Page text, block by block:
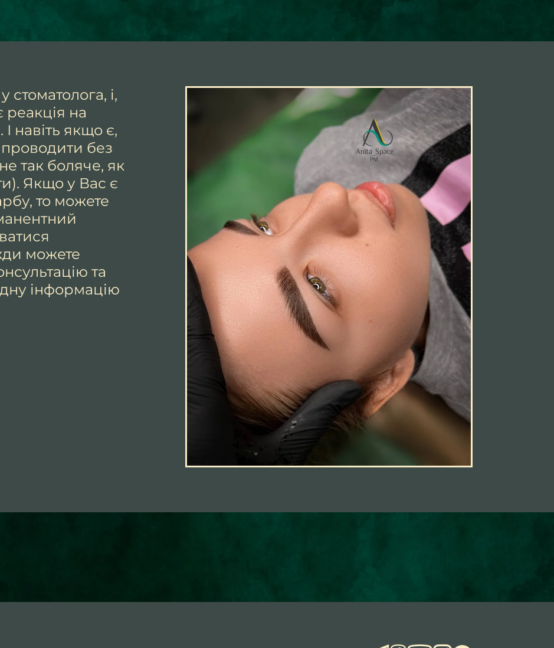
стоматолога, і,
реакція на
навіть якщо є,
без
так боляче, як
Якщо у Вас є
то можете
можете
та
інформацію